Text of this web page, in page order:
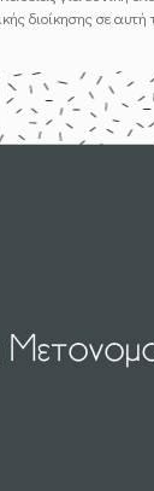
διοίκησης σε